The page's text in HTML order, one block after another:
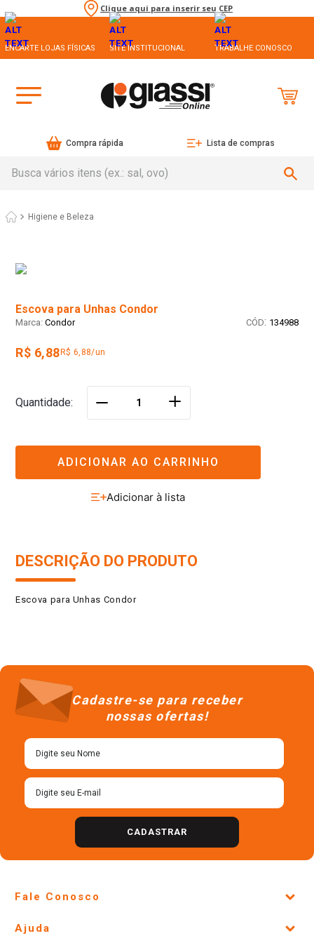
Clique aqui para inserir seu CEP
ENCARTE LOJAS FÍSICAS SITE INSTITUCIONAL TRABALHE CONOSCO
Compra rápida Lista de compras
Higiene e Beleza
Escova para Unhas Condor
Condor : 134988
R$ 6,88 R$ 6,88/un
Quantidade ＋
ADICIONAR AO CARRINHO
DESCRIÇÃO DO PRODUTO
Escova para Unhas Condor
Cadastre-se para receber
nossas ofertas!
CADASTRAR
Fale Conosco
Lojas Físicas e Horários
Ajuda